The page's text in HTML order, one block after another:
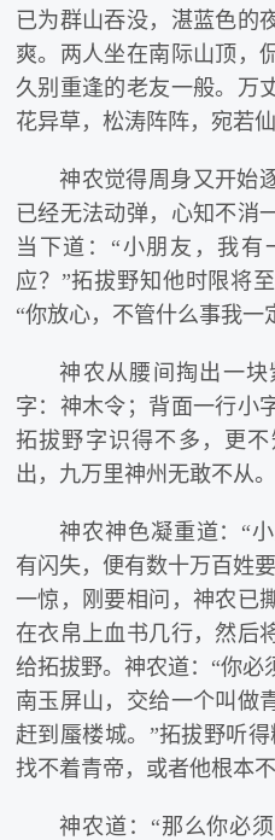
已为群山吞没，湛蓝色的
爽。两人坐在南际山顶，
久别重逢的老友一般。万
花异草，松涛阵阵，宛若仙
神农觉得周身又开始
已经无法动弹，心知不消
当下道：“小朋友，我
应？”拓拔野知他时限将
“你放心，不管什么事我一
神农从腰间掏出一
字：神木令；背面一行小
拓拔野字识得不多，更
出，九万里神州无敢不从。
神农神色凝重道：“
有闪失，便有数十万百姓
一惊，刚要相问，神农已
在衣帛上血书几行，然后
给拓拔野。神农道：“你必
南玉屏山，交给一个叫做
赶到蜃楼城。”拓拔野听
找不着青帝，或者他根本
神农道：“那么你必